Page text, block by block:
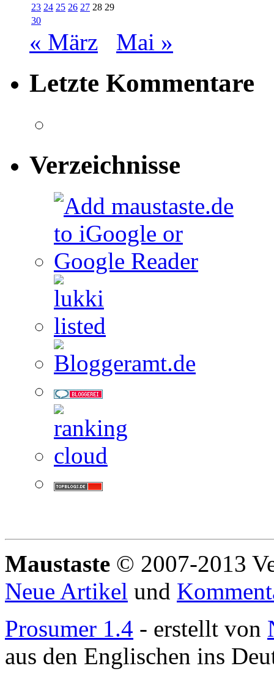
23 24 25 26 27 28 29
30
« März Mai »
Letzte Kommentare
Verzeichnisse
Maustaste © 2007-2013
Neue Artikel und
Prosumer 1.4 - erstellt von
aus den Englischen ins